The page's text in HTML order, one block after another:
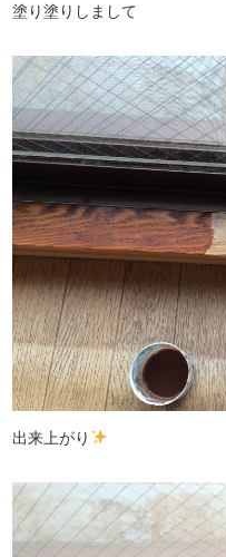
塗り塗りしまして
出来上がり